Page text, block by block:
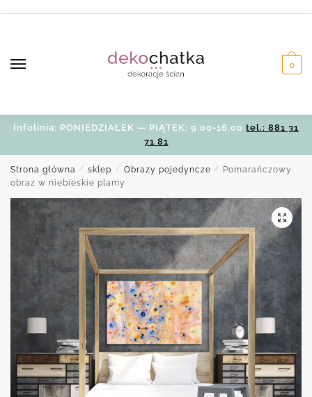
0
Infolinia: PONIEDZIAŁEK — PIĄTEK: 9.00-16.00 tel.: 881 31
71 81
Strona główna / sklep / Obrazy pojedyncze /
Pomarańczowy
obraz w niebieskie plamy